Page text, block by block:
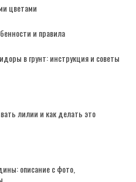
цветами
и правила
в грунт: инструкция и советы
лилии и как делать это
описание с фото,